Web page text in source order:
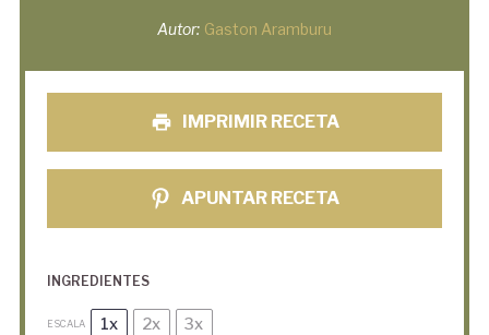
Autor: Gaston Aramburu
IMPRIMIR RECETA
APUNTAR RECETA
INGREDIENTES
ESCALA 1x 2x 3x